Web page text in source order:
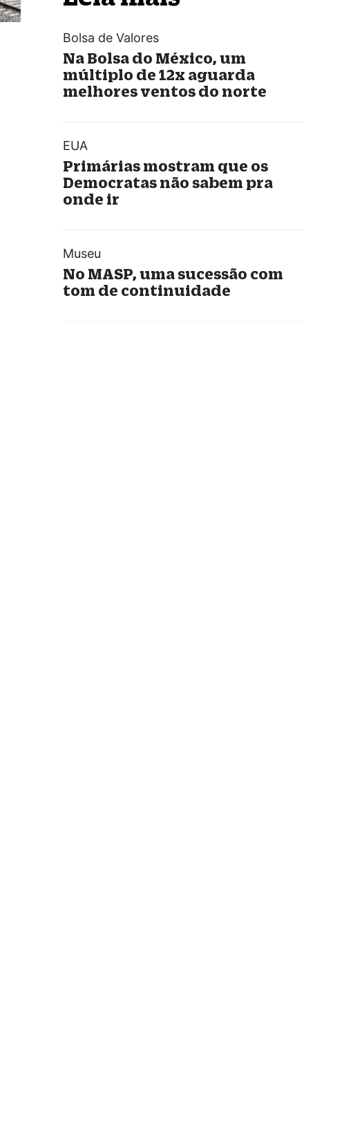
Bolsa de Valores
Na Bolsa do México, um
múltiplo de 12x aguarda
melhores ventos do norte
EUA
Primárias mostram que os
Democratas não sabem pra
onde ir
Museu
No MASP, uma sucessão com
tom de continuidade